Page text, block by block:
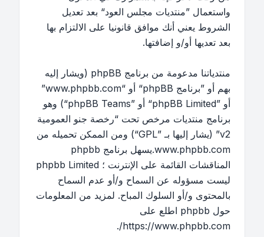
واستعمال ”منتديات مجلس العود“ بعد تعديل
الشروط يعني أنك موافق قانونيا على الالتزام بها
بعد تعديها أو/و إضافتها.
منتدياتنا مدعومة من برنامج phpBB (ويشار إليه
بهم أو ”برنامج phpBB“ أو “www.phpbb.com”
أو ”phpBB Limited“ أو ”phpBB Teams“) وهو
برنامج منتديات مرخص تحت “رخصة جنو العمومية
v2” (يشار إليها بـ ”GPL“) ومن الممكن تحميله من
www.phpbb.com
.يسهل برنامج phpbb
المناقشات القائمة على الإنترنت ؛ phpbb Limited
ليست مسؤوله عن السماح و/أو عدم السماح
بالمحتوى و/أو السلوك المباح. لمزيد من المعلومات
حول phpbb اطلع على
https://www.phpbb.com/
.